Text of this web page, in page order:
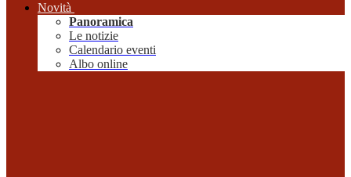
Novità
Panoramica
Le notizie
Calendario eventi
Albo online